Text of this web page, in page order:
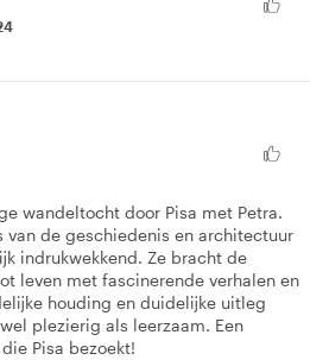
wandeltocht door Pisa met Petra.
van de geschiedenis en architectuur
indrukwekkend. Ze bracht de
leven met fascinerende verhalen en
houding en duidelijke uitleg
plezierig als leerzaam. Een
Pisa bezoekt!